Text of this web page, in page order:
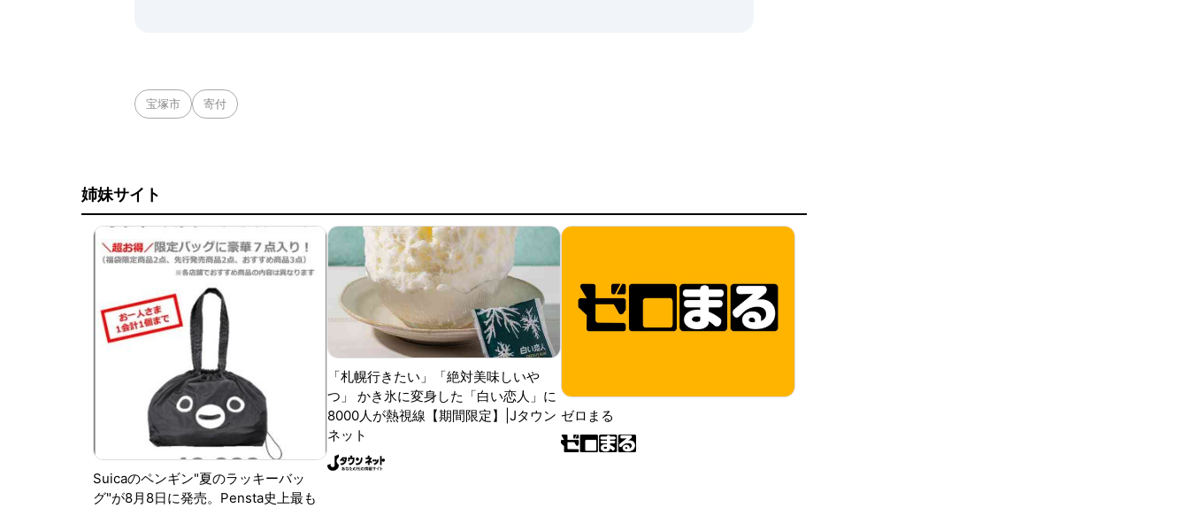
宝塚市 寄付
姉妹サイト
Suicaのペンギン"夏のラッキーバッ
グ"が8月8日に発売。Pensta史上最も
「札幌行きたい」「絶対美味しいや
つ」 かき氷に変身した「白い恋人」に
8000人が熱視線【期間限定】|Jタウン
ネット
ゼロまる